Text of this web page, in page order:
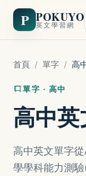
P POKUYO
英文學習網
首頁 / 單字 / 高
單字 · 高中
高中英
高中英文單字
學學科能力測